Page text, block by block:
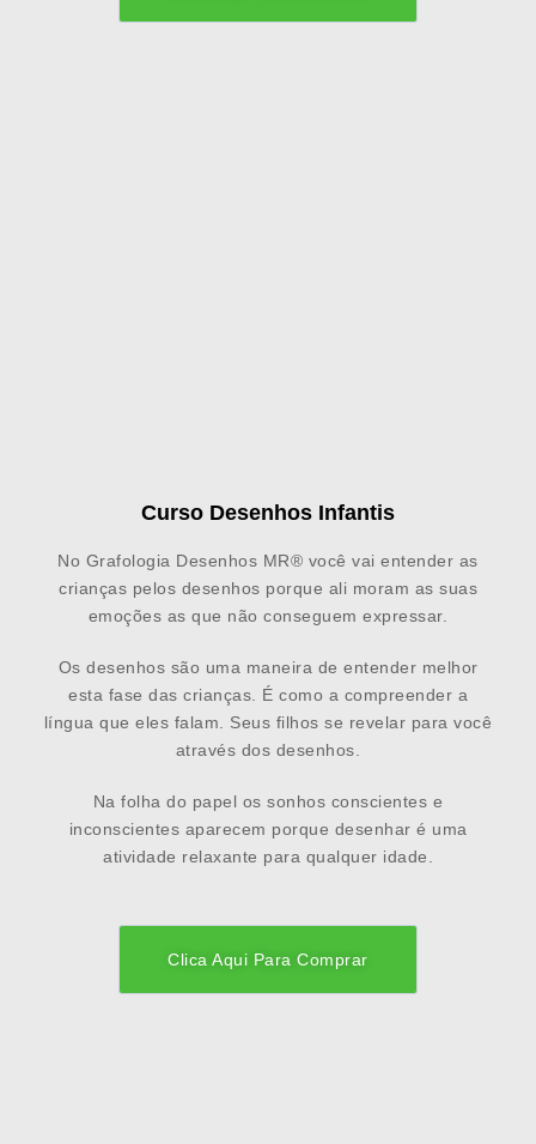
Curso Desenhos Infantis
No Grafologia Desenhos MR® você vai entender as
crianças pelos desenhos porque ali moram as suas
emoções as que não conseguem expressar.
Os desenhos são uma maneira de entender melhor
esta fase das crianças. É como a compreender a
língua que eles falam. Seus filhos se revelar para você
através dos desenhos.
Na folha do papel os sonhos conscientes e
inconscientes aparecem porque desenhar é uma
atividade relaxante para qualquer idade.
Clica Aqui Para Comprar